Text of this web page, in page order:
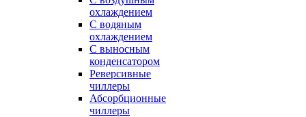
охлаждением
С водяным
охлаждением
С выносным
конденсатором
Реверсивные
чиллеры
Абсорбционные
чиллеры